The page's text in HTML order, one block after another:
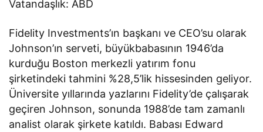
Vatandaşlık: ABD
Fidelity Investments’ın başkanı ve CEO’su olarak
Johnson’ın serveti, büyükbabasının 1946’da
kurduğu Boston merkezli yatırım fonu
şirketindeki tahmini %28,5’lik hissesinden geliyor.
Üniversite yıllarında yazlarını Fidelity’de çalışarak
geçiren Johnson, sonunda 1988’de tam zamanlı
analist olarak şirkete katıldı. Babası Edward